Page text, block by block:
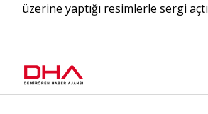
üzerine yaptığı resimlerle sergi açtı